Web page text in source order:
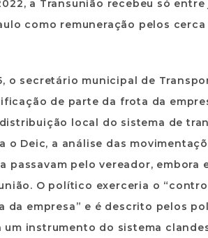
a Transunião recebeu só
como remuneração pelos
o secretário municipal de
de parte da frota da
local do sistema de
o Deic, a análise das
passavam pelo vereador,
O político exerceria o
da empresa” e é descrito pelos
um instrumento do sistema